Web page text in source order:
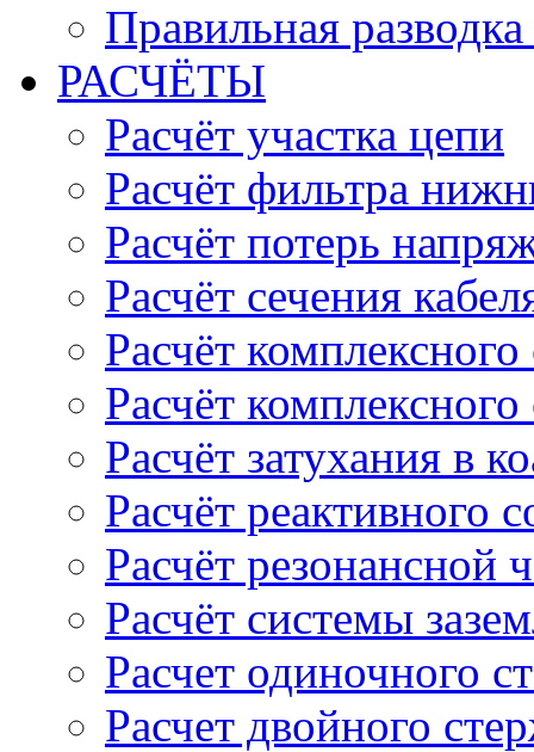
Правильная
РАСЧЁТЫ
Расчёт участка цепи
Расчёт фильтра
Расчёт потерь
Расчёт сечения
Расчёт
Расчёт
Расчёт затухания в
Расчёт реактивного
Расчёт резонансной
Расчёт системы
Расчет одиночного
Расчет двойного